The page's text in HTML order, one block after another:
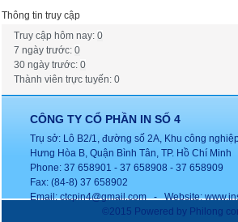
Thông tin truy cập
Truy cập hôm nay: 0
7 ngày trước: 0
30 ngày trước: 0
Thành viên trực tuyến: 0
CÔNG TY CỔ PHẦN IN SỐ 4
Trụ sở: Lô B2/1, đường số 2A, Khu công
Hưng Hòa B, Quận Bình Tân, TP. Hồ Chí Minh
Phone: 37 658901 - 37 658908 - 37 658909
Fax: (84-8) 37 658902
Email: ctcpin4@gmail.com - Website:
©2015 Powered by Philong